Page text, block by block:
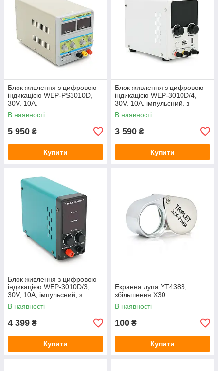
Блок живлення з цифровою
індикацією WEP-PS3010D,
30V, 10A,
трансформаторний, з
цифровою індикацією
В наявності
5 950 ₴
Купити
Блок живлення з цифровою
індикацією WEP-3010D/4,
30V, 10A, імпульсний, з
цифровою індикацією (V/A)
В наявності
3 590 ₴
Купити
Блок живлення з цифровою
індикацією WEP-3010D/3,
30V, 10A, імпульсний, з
цифровою індикацією
(V/A/W)
В наявності
4 399 ₴
Купити
Екранна лупа YT4383,
збільшення Х30
В наявності
100 ₴
Купити